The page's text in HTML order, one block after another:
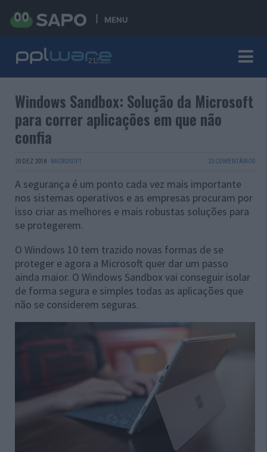
MENU
Windows Sandbox: Solução da Microsoft
para correr aplicações em que não
confia
20 DEZ 2018 · MICROSOFT 23 COMENTÁRIOS
A segurança é um ponto cada vez mais importante
nos sistemas operativos e as empresas procuram por
isso criar as melhores e mais robustas soluções para
se protegerem.
O Windows 10 tem trazido novas formas de se
proteger e agora a Microsoft quer dar um passo
ainda maior. O Windows Sandbox vai conseguir isolar
de forma segura e simples todas as aplicações que
não se considerem seguras.